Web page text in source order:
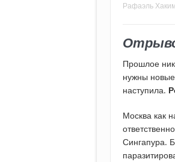
Рафаэль
Прошлое
нужны новые
наступила.
Москва как
Сингапура.